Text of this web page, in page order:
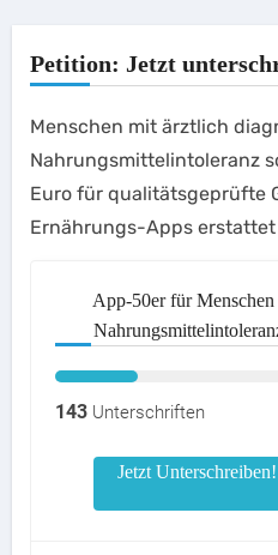
Petition: Jetzt
Menschen mit ärztlich
Nahrungsmittelintoleranz
Euro für qualitätsgeprüfte
Ernährungs-Apps erstattet
App-50er für
143Unterschriften
Jetzt Unterschreiben!